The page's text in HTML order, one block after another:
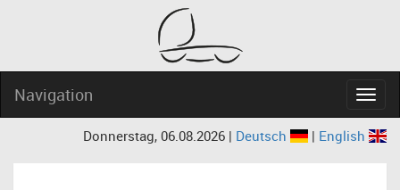
Navigation
Donnerstag, 06.08.2026 | Deutsch | English